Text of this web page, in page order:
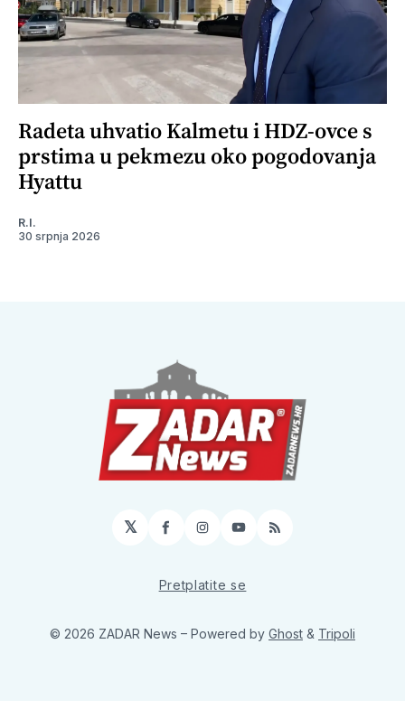
Radeta uhvatio Kalmetu i HDZ-ovce s
prstima u pekmezu oko pogodovanja
Hyattu
R.I.
30 srpnja 2026
𝕏 Facebook
Instagram
YouTube
RSS
Pretplatite se
© 2026 ZADAR News – Powered by Ghost & Tripoli